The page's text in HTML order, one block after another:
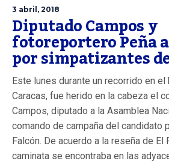
3 abril, 2018
Diputado Campos y
fotoreportero Peña
por simpatizantes
Este lunes durante un recorrido en el
Caracas, fue herido en la cabeza el
Campos, diputado a la Asamblea
comando de campaña del candidato
Falcón. De acuerdo a la reseña de El
caminata se encontraba en las